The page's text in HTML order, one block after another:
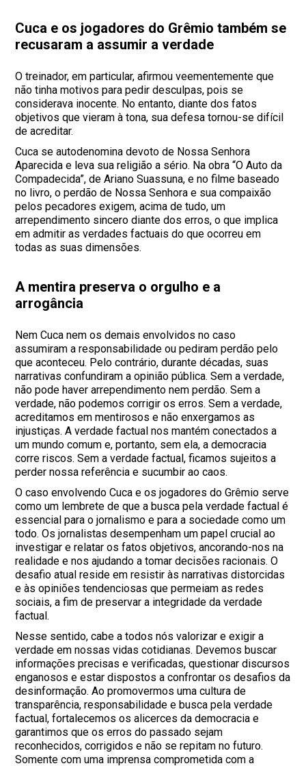
Cuca e os jogadores do Grêmio também se
recusaram a assumir a verdade
O treinador, em particular, afirmou veementemente que
não tinha motivos para pedir desculpas, pois se
considerava inocente. No entanto, diante dos fatos
objetivos que vieram à tona, sua defesa tornou-se difícil
de acreditar.
Cuca se autodenomina devoto de Nossa Senhora
Aparecida e leva sua religião a sério. Na obra “O Auto da
Compadecida”, de Ariano Suassuna, e no filme baseado
no livro, o perdão de Nossa Senhora e sua compaixão
pelos pecadores exigem, acima de tudo, um
arrependimento sincero diante dos erros, o que implica
em admitir as verdades factuais do que ocorreu em
todas as suas dimensões.
A mentira preserva o orgulho e a
arrogância
Nem Cuca nem os demais envolvidos no caso
assumiram a responsabilidade ou pediram perdão pelo
que aconteceu. Pelo contrário, durante décadas, suas
narrativas confundiram a opinião pública. Sem a verdade,
não pode haver arrependimento nem perdão. Sem a
verdade, não podemos corrigir os erros. Sem a verdade,
acreditamos em mentirosos e não enxergamos as
injustiças. A verdade factual nos mantém conectados a
um mundo comum e, portanto, sem ela, a democracia
corre riscos. Sem a verdade factual, ficamos sujeitos a
perder nossa referência e sucumbir ao caos.
O caso envolvendo Cuca e os jogadores do Grêmio serve
como um lembrete de que a busca pela verdade factual é
essencial para o jornalismo e para a sociedade como um
todo. Os jornalistas desempenham um papel crucial ao
investigar e relatar os fatos objetivos, ancorando-nos na
realidade e nos ajudando a tomar decisões racionais. O
desafio atual reside em resistir às narrativas distorcidas
e às opiniões tendenciosas que permeiam as redes
sociais, a fim de preservar a integridade da verdade
factual.
Nesse sentido, cabe a todos nós valorizar e exigir a
verdade em nossas vidas cotidianas. Devemos buscar
informações precisas e verificadas, questionar discursos
enganosos e estar dispostos a confrontar os desafios da
desinformação. Ao promovermos uma cultura de
transparência, responsabilidade e busca pela verdade
factual, fortalecemos os alicerces da democracia e
garantimos que os erros do passado sejam
reconhecidos, corrigidos e não se repitam no futuro.
Somente com uma imprensa comprometida com a